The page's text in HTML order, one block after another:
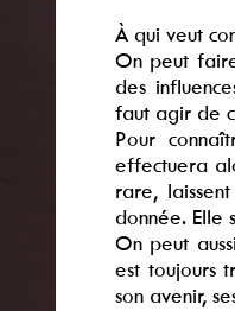
À qui veut
On peut
des
faut agir de
Pour
effectuera
rare,
donnée. Elle
On peut
est toujours
son avenir,